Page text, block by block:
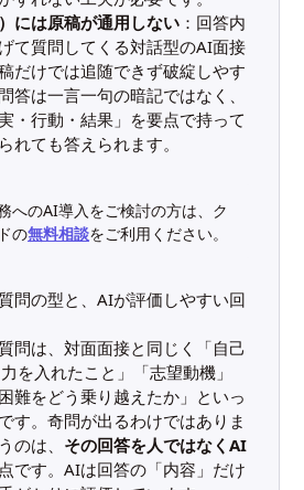
には原稿が通用しない：回答内
て質問してくる対話型のAI面接
だけでは追随できず破綻しやす
答は一言一句の暗記ではなく、
・行動・結果」を要点で持って
れても答えられます。
へのAI導入をご検討の方は、ク
の無料相談をご利用ください。
問の型と、AIが評価しやすい回
問は、対面面接と同じく「自己
を入れたこと」「志望動機」
難をどう乗り越えたか」といっ
す。奇問が出るわけではありま
のは、 その回答を人ではなくAI
です。AIは回答の「内容」だけ